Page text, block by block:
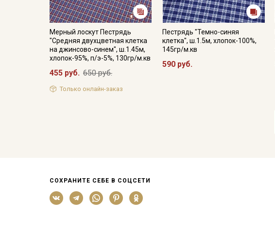
Мерный лоскут Пестрядь
"Средняя двухцветная клетка
на джинсово-синем", ш.1.45м,
хлопок-95%, п/э-5%, 130гр/м.кв
455 руб. 650 руб.
Только онлайн-заказ
Пестрядь "Темно-синяя
клетка", ш.1.5м, хлопок-100%,
145гр/м.кв
590 руб.
СОХРАНИТЕ СЕБЕ В СОЦСЕТИ